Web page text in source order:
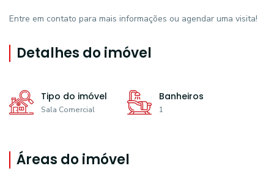
Entre em contato para mais informações ou agendar uma visita!
Detalhes do imóvel
Tipo do imóvel
Sala Comercial
Banheiros
1
Áreas do imóvel